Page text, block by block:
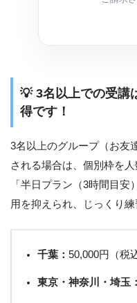
💡 3名以上での受講
得です！
3名以上のグループ（お友
される場合は、個別枠を
「半日プラン（3時間目
用を抑えられ、じっくり練
千葉：50,000円（税
東京・神奈川・埼玉